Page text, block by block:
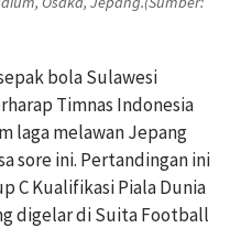
bola Sulawesi
Timnas Indonesia
laga melawan Jepang
sore ini. Pertandingan ini
C Kualifikasi Piala Dunia
digelar di Suita Football